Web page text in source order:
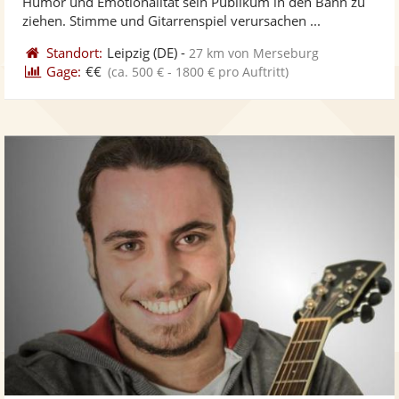
ziehen. Stimme und Gitarrenspiel verursachen ...
Standort: Leipzig (DE) - 27 km von Merseburg
Gage: €€ (ca. 500 € - 1800 € pro Auftritt)